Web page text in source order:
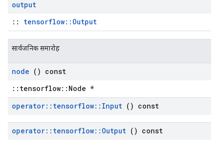
output
:: tensorflow::Output
सार्वजनिक समारोह
node () const
::tensorflow::Node *
operator:: tensorflow:: Input () const
operator:: tensorflow:: Output () const